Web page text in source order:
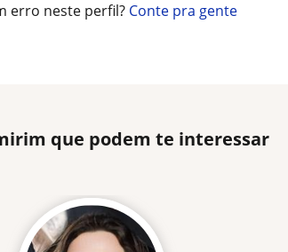
erro neste perfil? Conte pra gente
que podem te interessar